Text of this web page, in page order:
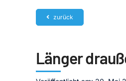
zurück
Länger